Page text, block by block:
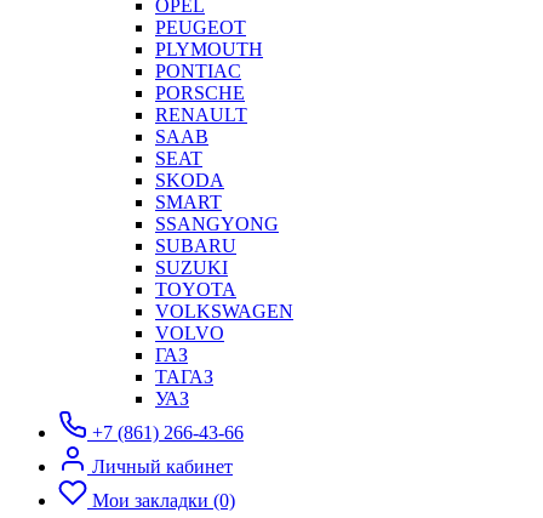
OPEL
PEUGEOT
PLYMOUTH
PONTIAC
PORSCHE
RENAULT
SAAB
SEAT
SKODA
SMART
SSANGYONG
SUBARU
SUZUKI
TOYOTA
VOLKSWAGEN
VOLVO
ГАЗ
ТАГАЗ
УАЗ
+7 (861) 266-43-66
Личный кабинет
Мои закладки (0)